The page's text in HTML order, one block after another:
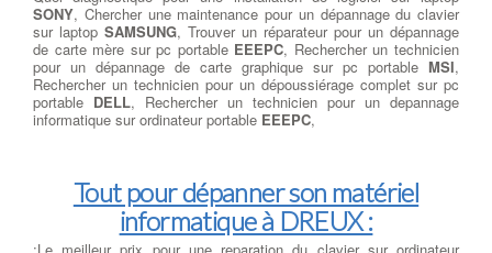
SONY, Chercher une maintenance pour un dépannage du clavier
sur laptop SAMSUNG, Trouver un réparateur pour un dépannage
de carte mère sur pc portable EEEPC, Rechercher un technicien
pour un dépannage de carte graphique sur pc portable MSI,
Rechercher un technicien pour un dépoussiérage complet sur pc
portable DELL, Rechercher un technicien pour un depannage
informatique sur ordinateur portable EEEPC,
Tout pour dépanner son matériel
informatique à DREUX :